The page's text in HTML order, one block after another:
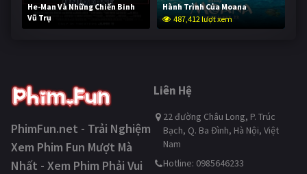
He-Man Và Những Chiến Binh
Vũ Trụ
235,927 lượt xem
Hành Trình Của Moana
487,412 lượt xem
PhimFun.net - Trải Nghiệm
Xem Phim Fun Mượt Mà
Nhất - Xem Phim Phải Vui
Liên Hệ
22 đường Châu Long, P. Trúc
Bạch, Q. Ba Đình, Hà Nội, Việt
Nam
Hotline: 0985646233